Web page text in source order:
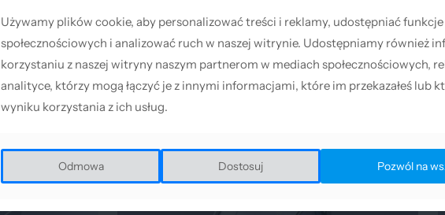
Używamy plików cookie, aby personalizować treści i reklamy, udostępniać
społecznościowych i analizować ruch w naszej witrynie. Udostępniamy również
korzystaniu z naszej witryny naszym partnerom w mediach społecznościowych,
analityce, którzy mogą łączyć je z innymi informacjami, które im przekazałeś lub
wyniku korzystania z ich usług.
Odmowa Dostosuj Pozwól na
Używamy plików cookie, aby personalizować treści i reklamy, udostępniać
społecznościowych i analizować ruch w naszej witrynie. Udostępniamy również
korzystaniu z naszej witryny naszym partnerom w mediach społecznościowych,
analityce, którzy mogą łączyć je z innymi informacjami, które im przekazałeś lub
wyniku korzystania z ich usług.
Odmowa Dostosuj Pozwól na